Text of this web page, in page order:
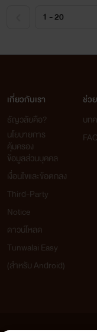
เกี่ยวกับเรา
ธัญวลัยคือ?
นโยบายการ
คุ้มครอง
ข้อมูลส่วนบุคคล
เงื่อนไขและข้อตกลง
Third-Party
Notice
ดาวน์โหลด
Tunwalai Easy
(สำหรับ Android)
ช่ว
บท
FAQ